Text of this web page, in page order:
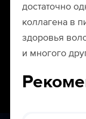
достаточно
коллагена в
здоровья
и многого